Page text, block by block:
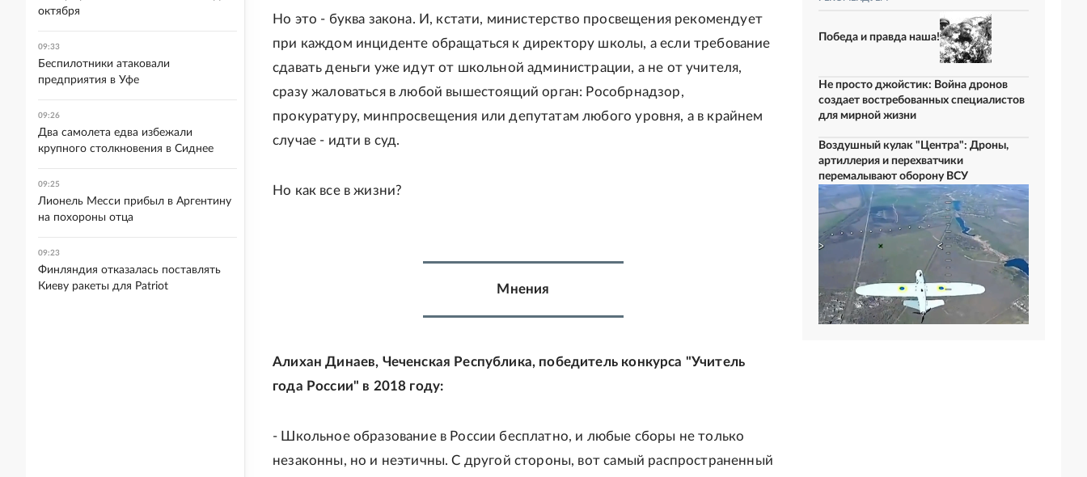
Но это - буква закона. И, кстати, министерство просвещения рекомендует
при каждом инциденте обращаться к директору школы, а если требование
сдавать деньги уже идут от школьной администрации, а не от учителя,
сразу жаловаться в любой вышестоящий орган: Рособрнадзор,
прокуратуру, минпросвещения или депутатам любого уровня, а в крайнем
случае - идти в суд.
Но как все в жизни?
Мнения
Алихан Динаев, Чеченская Республика, победитель конкурса "Учитель
года России" в 2018 году:
- Школьное образование в России бесплатно, и любые сборы не только
незаконны, но и неэтичны. С другой стороны, вот самый распространенный
Победа и правда наша!
Не просто джойстик: Война дронов
создает востребованных специалистов
для мирной жизни
Воздушный кулак "Центра": Дроны,
артиллерия и перехватчики
перемалывают оборону ВСУ
октября
09:33
Беспилотники атаковали
предприятия в Уфе
09:26
Два самолета едва избежали
крупного столкновения в Сиднее
09:25
Лионель Месси прибыл в Аргентину
на похороны отца
09:23
Финляндия отказалась поставлять
Киеву ракеты для Patriot